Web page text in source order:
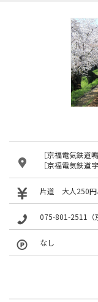
［京福電気鉄道
［京福電気鉄道
片道 大人250円
075-801-2511（
なし